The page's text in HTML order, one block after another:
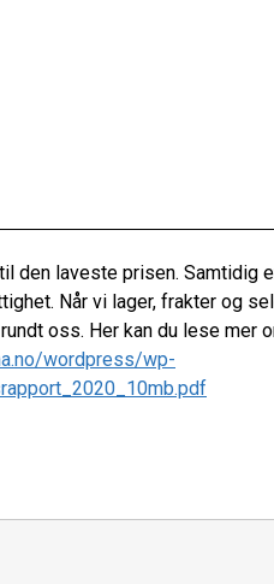
den laveste prisen. Samtidig
Når vi lager, frakter og
oss. Her kan du lese mer
wordpress/wp-